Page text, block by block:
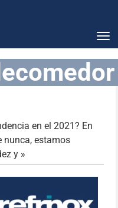
en el 2021? En
nunca, estamos
y »